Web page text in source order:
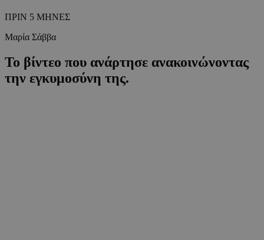
ΠΡΙΝ 5 ΜΗΝΕΣ
Μαρία Σάββα
Το βίντεο που ανάρτησε ανακοινώνοντας
την εγκυμοσύνη της.